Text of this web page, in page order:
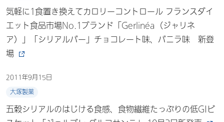
気軽に1食置き換えてカロリーコントロール フランスダイ
エット食品市場No.1ブランド「Gerlinéa（ジャリネ
ア）」「シリアルバー」チョコレート味、バニラ味 新登
場
2011年9月15日
大塚製薬
五穀シリアルのはじける食感、食物繊維たっぷりの低GIビ